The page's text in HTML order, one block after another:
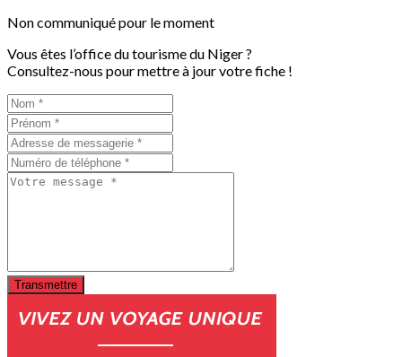
Non communiqué pour le moment
Vous êtes l’office du tourisme du Niger ?
Consultez-nous pour mettre à jour votre fiche !